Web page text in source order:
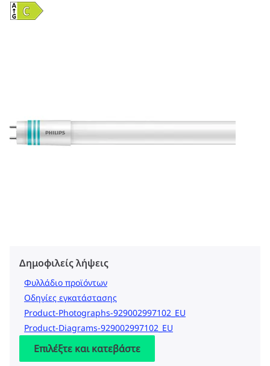
Δημοφιλείς λήψεις
Φυλλάδιο προϊόντων
Οδηγίες εγκατάστασης
Product-Photographs-929002997102_EU
Product-Diagrams-929002997102_EU
Επιλέξτε και κατεβάστε